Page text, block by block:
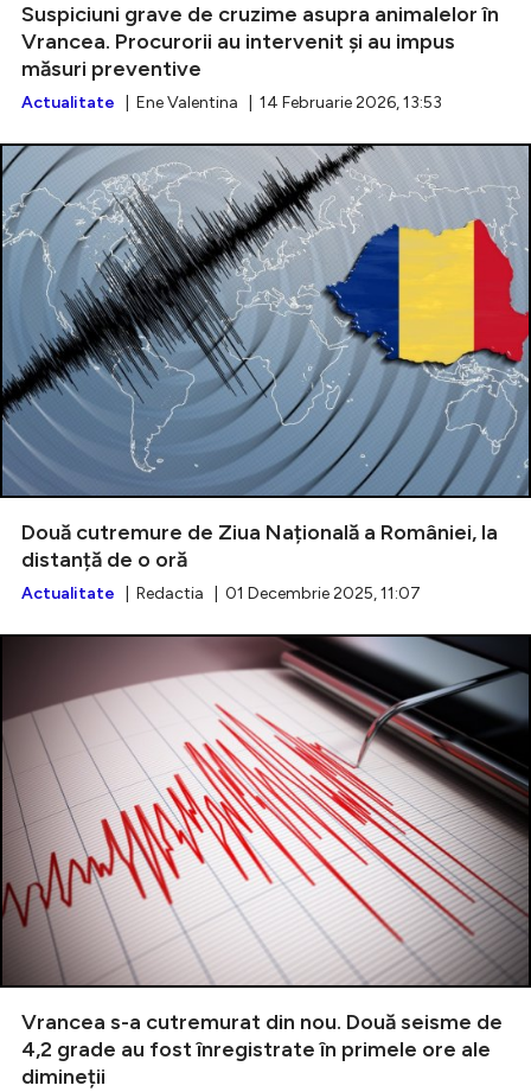
Suspiciuni grave de cruzime asupra animalelor în
Vrancea. Procurorii au intervenit și au impus
măsuri preventive
Actualitate | Ene Valentina | 14 Februarie 2026, 13:53
Două cutremure de Ziua Națională a României, la
distanță de o oră
Actualitate | Redactia | 01 Decembrie 2025, 11:07
Vrancea s-a cutremurat din nou. Două seisme de
4,2 grade au fost înregistrate în primele ore ale
dimineții